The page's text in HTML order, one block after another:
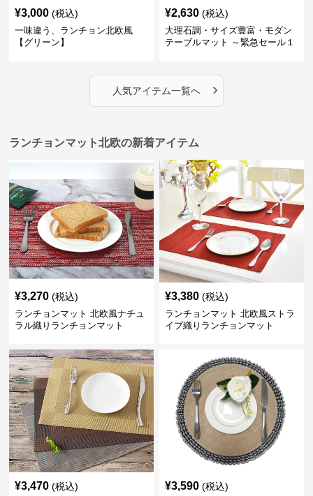
¥3,000 (税込)
一味違う、ランチョン北欧風
【グリーン】
¥2,630 (税込)
大理石調・サイズ豊富・モダン
テーブルマット ～緊急セール１
人気アイテム一覧へ ›
ランチョンマット北欧の新着アイテム
¥3,270 (税込)
ランチョンマット 北欧風ナチュ
ラル織りランチョンマット
¥3,380 (税込)
ランチョンマット 北欧風ストラ
イプ織りランチョンマット
¥3,470 (税込) ¥3,590 (税込)